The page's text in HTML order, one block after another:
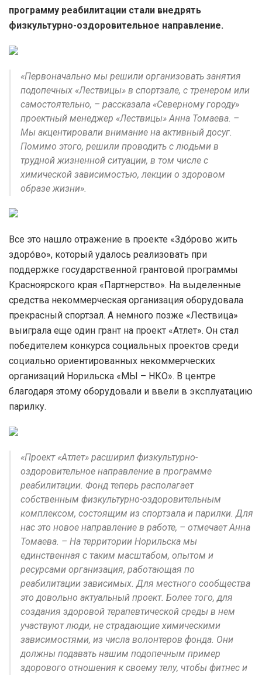
программу реабилитации стали внедрять
физкультурно-оздоровительное направление.
«Первоначально мы решили организовать занятия
подопечных «Лествицы» в спортзале, с тренером или
самостоятельно, – рассказала «Северному городу»
проектный менеджер «Лествицы» Анна Томаева. –
Мы акцентировали внимание на активный досуг.
Помимо этого, решили проводить с людьми в
трудной жизненной ситуации, в том числе с
химической зависимостью, лекции о здоровом
образе жизни».
Все это нашло отражение в проекте «Здо́рово жить
здоро́во», который удалось реализовать при
поддержке государственной грантовой программы
Красноярского края «Партнерство». На выделенные
средства некоммерческая организация оборудовала
прекрасный спортзал. А немного позже «Лествица»
выиграла еще один грант на проект «Атлет». Он стал
победителем конкурса социальных проектов среди
социально ориентированных некоммерческих
организаций Норильска «МЫ – НКО». В центре
благодаря этому оборудовали и ввели в эксплуатацию
парилку.
«Проект «Атлет» расширил физкультурно-
оздоровительное направление в программе
реабилитации. Фонд теперь располагает
собственным физкультурно-оздоровительным
комплексом, состоящим из спортзала и парилки. Для
нас это новое направление в работе, – отмечает Анна
Томаева. – На территории Норильска мы
единственная с таким масштабом, опытом и
ресурсами организация, работающая по
реабилитации зависимых. Для местного сообщества
это довольно актуальный проект. Более того, для
создания здоровой терапевтической среды в нем
участвуют люди, не страдающие химическими
зависимостями, из числа волонтеров фонда. Они
должны подавать нашим подопечным пример
здорового отношения к своему телу, чтобы фитнес и